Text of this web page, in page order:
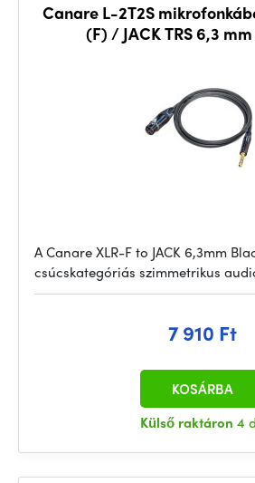
Canare L-2T2S
(F) / JACK TRS 6,3
A Canare XLR-F to JACK 6,3mm
csúcskategóriás szimmetrikus
7 910 Ft
Külső raktáron 4
KOSÁRBA